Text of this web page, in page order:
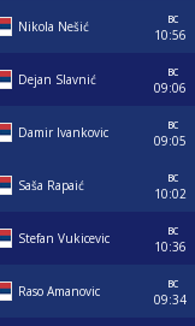
Nikola Nešić
вс
10:56
Dejan Slavnić
вс
09:06
Damir Ivankovic
вс
09:05
Saša Rapaić
вс
10:02
Stefan Vukicevic
вс
10:36
Raso Amanovic
вс
09:34